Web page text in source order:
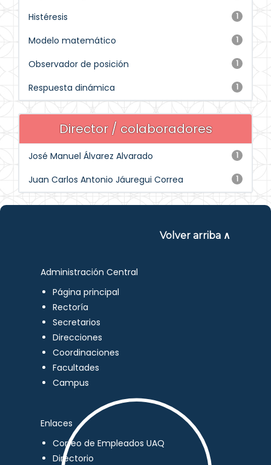
1
Histéresis
1
Modelo matemático
1
Observador de posición
1
Respuesta dinámica
Director / colaboradores
1
José Manuel Álvarez Alvarado
1
Juan Carlos Antonio Jáuregui Correa
Volver arriba ∧
Administración Central
Página principal
Rectoría
Secretarios
Direcciones
Coordinaciones
Facultades
Campus
Enlaces
Correo de Empleados UAQ
Directorio